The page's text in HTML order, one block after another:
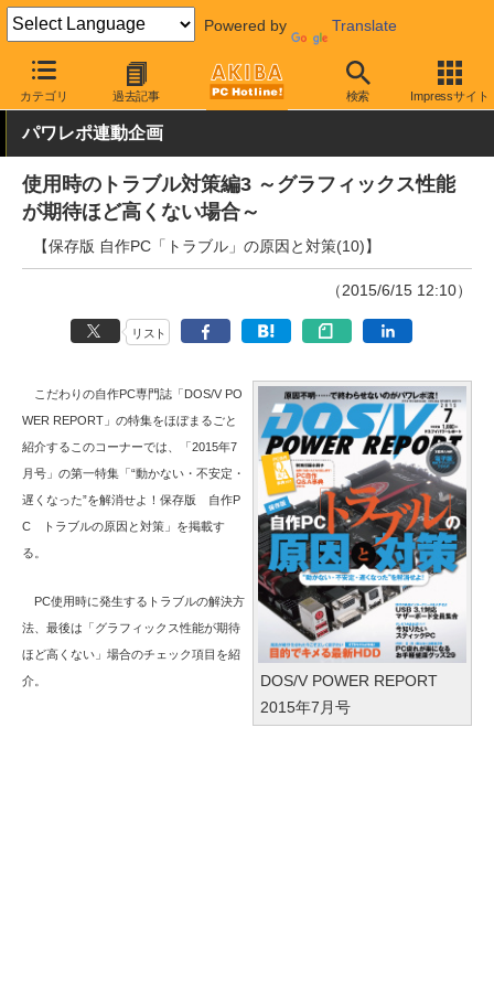
Powered by Translate
カテゴリ 過去記事 検索 Impressサイト
AKIBA PC Hotline! PCパーツ マザーボード その他
パワレポ連動企画
使用時のトラブル対策編3 ～グラフィックス性能
が期待ほど高くない場合～
【保存版 自作PC「トラブル」の原因と対策(10)】
（2015/6/15 12:10）
リスト
DOS/V POWER REPORT
2015年7月号
こだわりの自作PC専門誌「DOS/V PO
WER REPORT」の特集をほぼまるごと
紹介するこのコーナーでは、「2015年7
月号」の第一特集「“動かない・不安定・
遅くなった”を解消せよ！保存版 自作P
C トラブルの原因と対策」を掲載す
る。
PC使用時に発生するトラブルの解決方
法、最後は「グラフィックス性能が期待
ほど高くない」場合のチェック項目を紹
介。